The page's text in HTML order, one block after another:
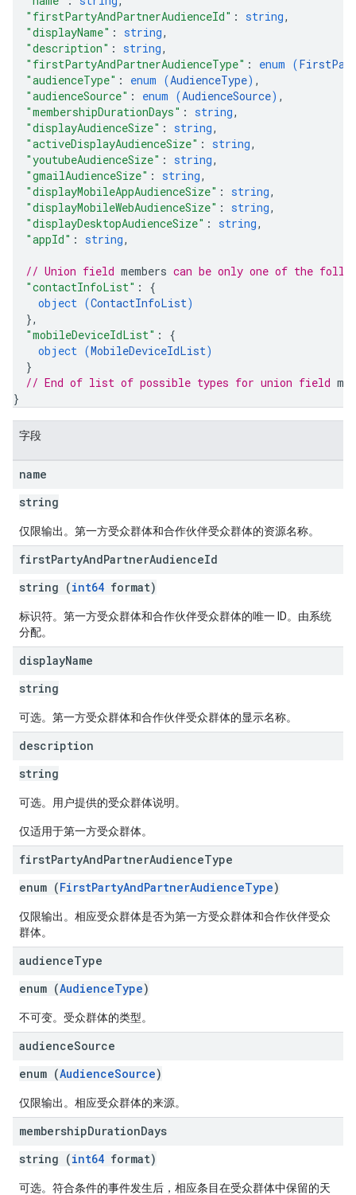
"firstPartyAndPartnerAudienceId" : string,
"displayName" : string,
"description" : string,
"firstPartyAndPartnerAudienceType" : enum (
"audienceType" : enum (AudienceType) ,
"audienceSource" : enum (AudienceSource) ,
"membershipDurationDays" : string,
"displayAudienceSize" : string,
"activeDisplayAudienceSize" : string,
"youtubeAudienceSize" : string,
"gmailAudienceSize" : string,
"displayMobileAppAudienceSize" : string,
"displayMobileWebAudienceSize" : string,
"displayDesktopAudienceSize" : string,
"appId" : string,
// Union field members can be only one of the
"contactInfoList" : {
object (ContactInfoList)
},
"mobileDeviceIdList" : {
object (MobileDeviceIdList)
}
// End of list of possible types for union field
}
字段
name
string
仅限输出。第一方受众群体和合作伙伴受众群体的资源名称。
firstPartyAndPartnerAudienceId
string (int64 format)
标识符。第一方受众群体和合作伙伴受众群体的唯一 ID。由系统
分配。
displayName
string
可选。第一方受众群体和合作伙伴受众群体的显示名称。
description
string
可选。用户提供的受众群体说明。
仅适用于第一方受众群体。
firstPartyAndPartnerAudienceType
enum (FirstPartyAndPartnerAudienceType)
仅限输出。相应受众群体是否为第一方受众群体和合作伙伴受众
群体。
audienceType
enum (AudienceType)
不可变。受众群体的类型。
audienceSource
enum (AudienceSource)
仅限输出。相应受众群体的来源。
membershipDurationDays
string (int64 format)
可选。符合条件的事件发生后，相应条目在受众群体中保留的天